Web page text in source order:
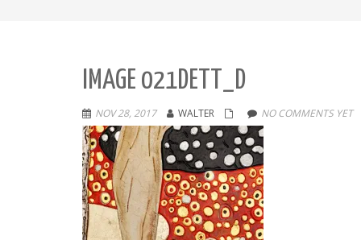
IMAGE 021DETT_D
NOV 28, 2017 WALTER NO COMMENTS YET